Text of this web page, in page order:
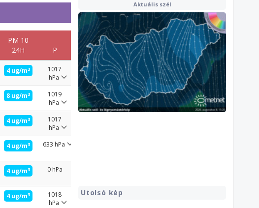
PM 10
24H
P
4 ug/m3
1017
hPa
8 ug/m3
1019
hPa
4 ug/m3
1017
hPa
4 ug/m3 633 hPa
4 ug/m3 0 hPa
4 ug/m3
1018
hPa
Aktuális szél
Utolsó kép